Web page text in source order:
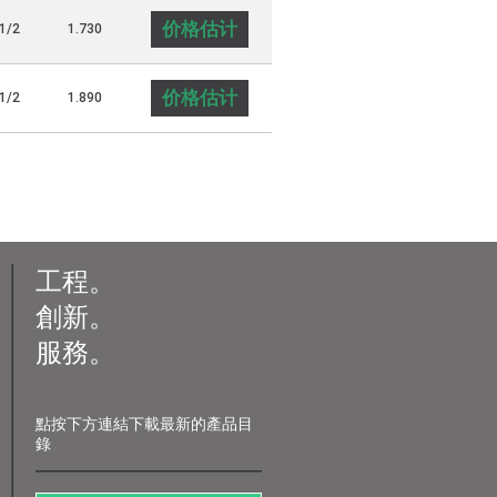
2 1.730 价格估计
2 1.890 价格估计
工程。
創新。
服務。
點按下方連結下載最新的產品目
錄